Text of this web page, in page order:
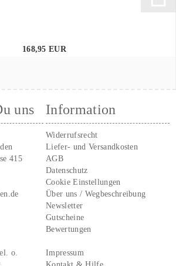
168,95 EUR
uns
415
o.
Information
Widerrufsrecht
Liefer- und Versandkosten
AGB
Datenschutz
Cookie Einstellungen
Über uns / Wegbeschreibung
Newsletter
Gutscheine
Bewertungen
Impressum